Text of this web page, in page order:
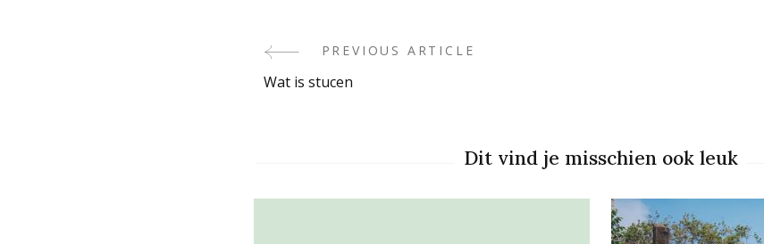
PostPREVIOUS ARTICLE
Wat is stucen
Dit vind je misschien ook leuk